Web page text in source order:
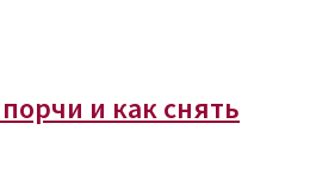
и как снять